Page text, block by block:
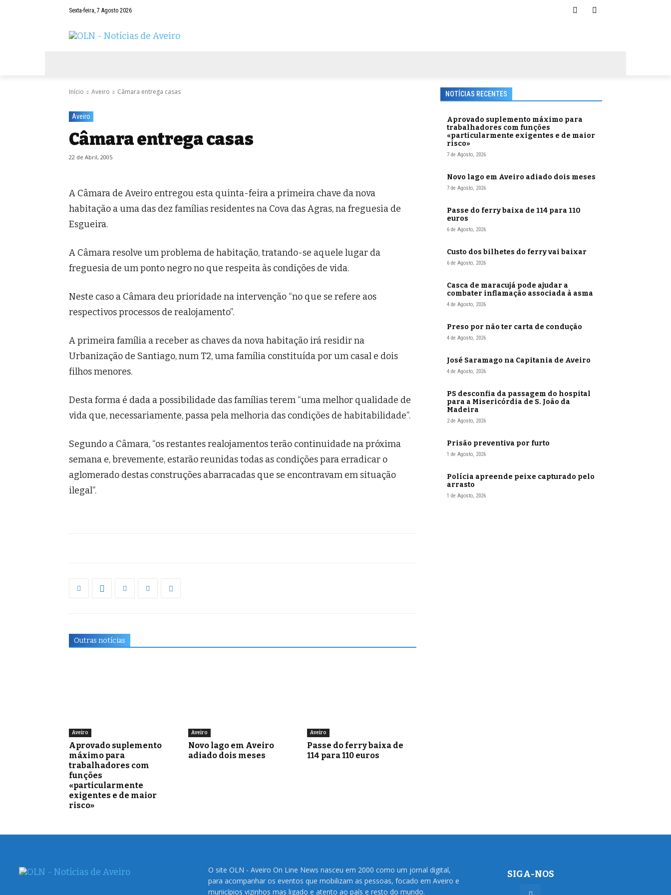
Sexta-feira, 7 Agosto 2026
Início Aveiro Câmara entrega casas
Aveiro
Câmara entrega casas
22 de Abril, 2005
A Câmara de Aveiro entregou esta quinta-feira a primeira chave da nova
habitação a uma das dez famílias residentes na Cova das Agras, na freguesia de
Esgueira.
A Câmara resolve um problema de habitação, tratando-se aquele lugar da
freguesia de um ponto negro no que respeita às condições de vida.
Neste caso a Câmara deu prioridade na intervenção “no que se refere aos
respectivos processos de realojamento”.
A primeira família a receber as chaves da nova habitação irá residir na
Urbanização de Santiago, num T2, uma família constituída por um casal e dois
filhos menores.
Desta forma é dada a possibilidade das famílias terem “uma melhor qualidade de
vida que, necessariamente, passa pela melhoria das condições de habitabilidade”.
Segundo a Câmara, “os restantes realojamentos terão continuidade na próxima
semana e, brevemente, estarão reunidas todas as condições para erradicar o
aglomerado destas construções abarracadas que se encontravam em situação
ilegal”.
Outras notícias
Aveiro
Aprovado suplemento
máximo para
trabalhadores com
funções
«particularmente
exigentes e de maior
risco»
Aveiro
Novo lago em Aveiro
adiado dois meses
Aveiro
Passe do ferry baixa de
114 para 110 euros
NOTÍCIAS RECENTES
Aprovado suplemento máximo para
trabalhadores com funções
«particularmente exigentes e de maior
risco»
7 de Agosto, 2026
Novo lago em Aveiro adiado dois meses
7 de Agosto, 2026
Passe do ferry baixa de 114 para 110
euros
6 de Agosto, 2026
Custo dos bilhetes do ferry vai baixar
6 de Agosto, 2026
Casca de maracujá pode ajudar a
combater inflamação associada à asma
4 de Agosto, 2026
Preso por não ter carta de condução
4 de Agosto, 2026
José Saramago na Capitania de Aveiro
4 de Agosto, 2026
PS desconfia da passagem do hospital
para a Misericórdia de S. João da
Madeira
2 de Agosto, 2026
Prisão preventiva por furto
1 de Agosto, 2026
Polícia apreende peixe capturado pelo
arrasto
1 de Agosto, 2026
O site OLN - Aveiro On Line News nasceu em 2000 como um jornal digital,
para acompanhar os eventos que mobilizam as pessoas, focado em Aveiro e
municípios vizinhos mas ligado e atento ao país e resto do mundo.
SIGA-NOS